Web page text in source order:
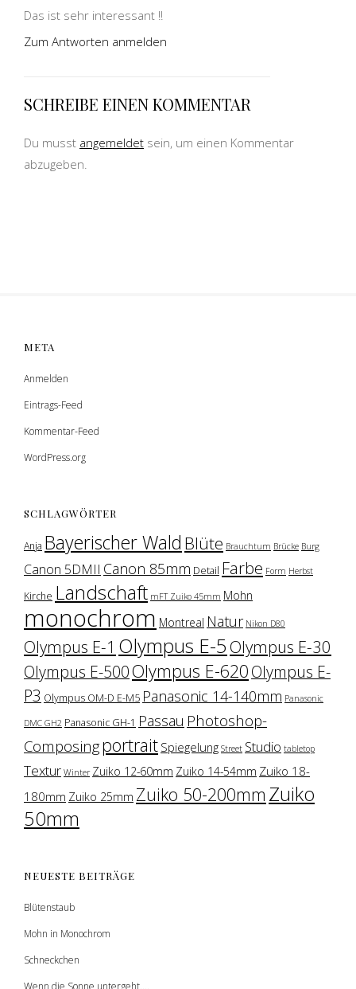
Das ist sehr interessant !!
Zum Antworten anmelden
SCHREIBE EINEN KOMMENTAR
Du musst angemeldet sein, um einen Kommentar
abzugeben.
META
Anmelden
Eintrags-Feed
Kommentar-Feed
WordPress.org
SCHLAGWÖRTER
Anja Bayerischer Wald Blüte Brauchtum Brücke Burg
Canon 5DMII Canon 85mm Detail Farbe Form Herbst
Kirche Landschaft mFT Zuiko 45mm Mohn
monochrom Montreal Natur Nikon D80
Olympus E-1 Olympus E-5 Olympus E-30
Olympus E-500Olympus E-620Olympus E-
P3 Olympus OM-D E-M5 Panasonic 14-140mm Panasonic
DMC GH2 Panasonic GH-1 Passau Photoshop-
Composingportrait Spiegelung Street Studio tabletop
Textur Winter Zuiko 12-60mm Zuiko 14-54mm Zuiko 18-
180mm Zuiko 25mm Zuiko 50-200mm Zuiko
50mm
NEUESTE BEITRÄGE
Blütenstaub
Mohn in Monochrom
Schneckchen